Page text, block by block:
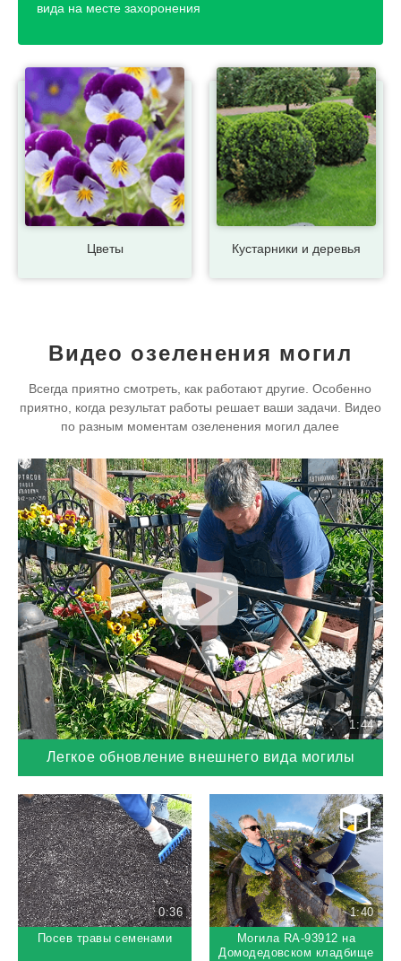
вида на месте захоронения
Цветы Кустарники и деревья
Видео озеленения могил
Всегда приятно смотреть, как работают другие. Особенно
приятно, когда результат работы решает ваши задачи. Видео
по разным моментам озеленения могил далее
1:44
Легкое обновление внешнего вида могилы
0:36
Посев травы семенами
1:40
Могила RA-93912 на
Домодедовском кладбище